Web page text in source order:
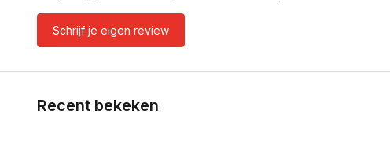
Schrijf je eigen review
Recent bekeken